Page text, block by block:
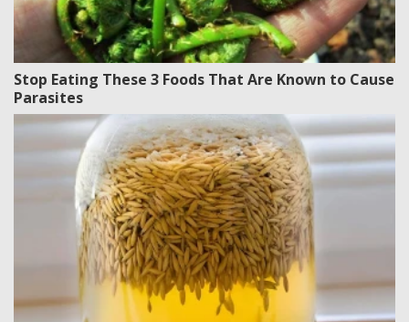
Stop Eating These 3 Foods That Are Known to Cause
Parasites